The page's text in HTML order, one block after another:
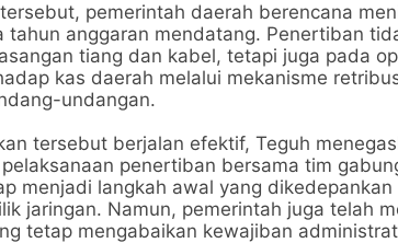
pemerintah daerah berencana
tahun anggaran mendatang. Penertiban
tiang dan kabel, tetapi juga pada
kas daerah melalui mekanisme
undangan.
tersebut berjalan efektif, Teguh
penertiban bersama tim
menjadi langkah awal yang
jaringan. Namun, pemerintah juga telah
tetap mengabaikan kewajiban